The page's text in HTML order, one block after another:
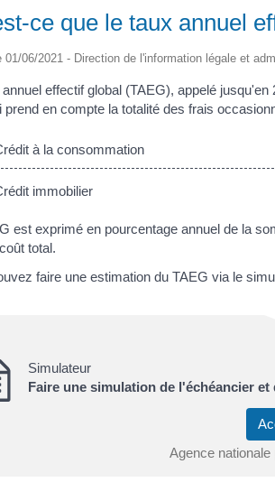
ce que le taux annuel
01/06/2021 - Direction de l'information légale et
annuel effectif global (TAEG), appelé
prend en compte la totalité des frais
à la consommation
immobilier
est exprimé en pourcentage annuel de la
total.
faire une estimation du TAEG via le
Simulateur
Faire une simulation de l'échéancier
Agence